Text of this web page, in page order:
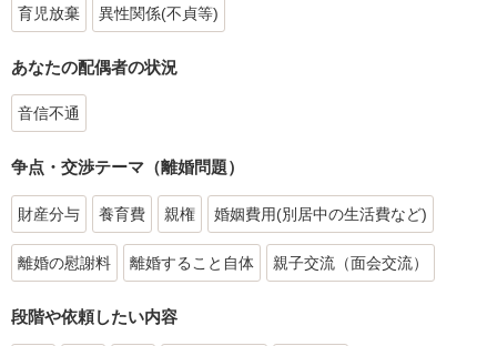
育児放棄 異性関係(不貞等)
あなたの配偶者の状況
音信不通
争点・交渉テーマ（離婚問題）
財産分与 養育費 親権 婚姻費用(別居中の生活費など)
離婚の慰謝料 離婚すること自体 親子交流（面会交流）
段階や依頼したい内容